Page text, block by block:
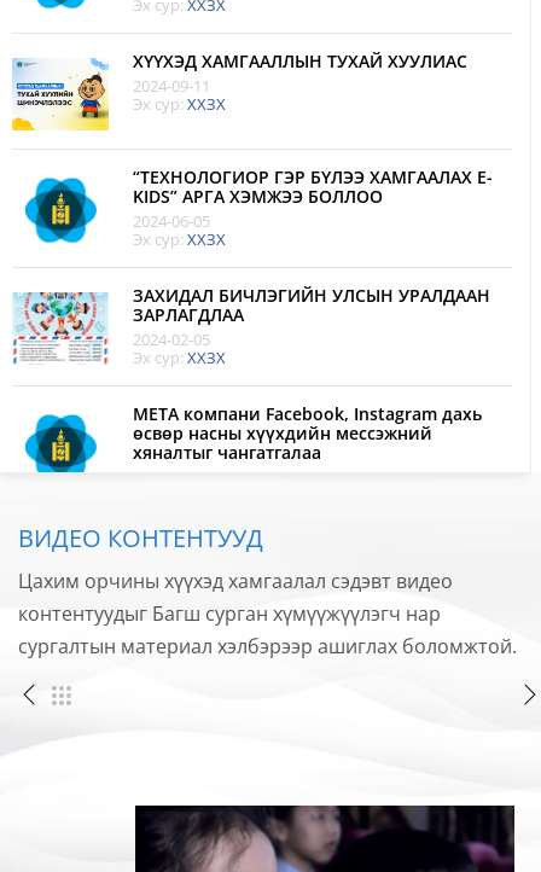
ХҮҮХЭД ХАМГААЛЛЫН ТУХАЙ ХУУЛИАС
2024-09-11
Эх сур: ХХЗХ
“ТЕХНОЛОГИОР ГЭР БҮЛЭЭ ХАМГААЛАХ E-
KIDS” АРГА ХЭМЖЭЭ БОЛЛОО
2024-06-05
Эх сур: ХХЗХ
ЗАХИДАЛ БИЧЛЭГИЙН УЛСЫН УРАЛДААН
ЗАРЛАГДЛАА
2024-02-05
Эх сур: ХХЗХ
META компани Facebook, Instagram дахь
өсвөр насны хүүхдийн мессэжний
хяналтыг чангатгалаа
Instagram платформ ашиглах зааварчилгаа
2024-01-30
Эх сур:ХХЗХ
зааварчилгаа
2024-01-30
Эх сур:ХХЗХ
ВИДЕО КОНТЕНТУУД
Цахим орчины хүүхэд хамгаалал сэдэвт видео
контентуудыг Багш сурган хүмүүжүүлэгч нар
сургалтын материал хэлбэрээр ашиглах боломжтой.